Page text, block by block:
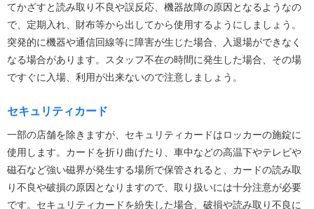
てかざすと読み取り不良や誤反応、機器故障の原因となるようなの
で、定期入れ、財布等から出してから使用するようにしましょう。
突発的に機器や通信回線等に障害が生じた場合、入退場ができなく
なる場合があります。スタッフ不在の時間に発生した場合、その場
ですぐに入場、利用が出来ないので注意しましょう。
セキュリティカード
一部の店舗を除きますが、セキュリティカードはロッカーの施錠に
使用します。カードを折り曲げたり、車中などの高温下やテレビや
磁石など強い磁界が発生する場所で保管されると、カードの読み取
り不良や破損の原因となりますので、取り扱いには十分注意が必要
です。セキュリティカードを紛失した場合、破損や読み取り不良に